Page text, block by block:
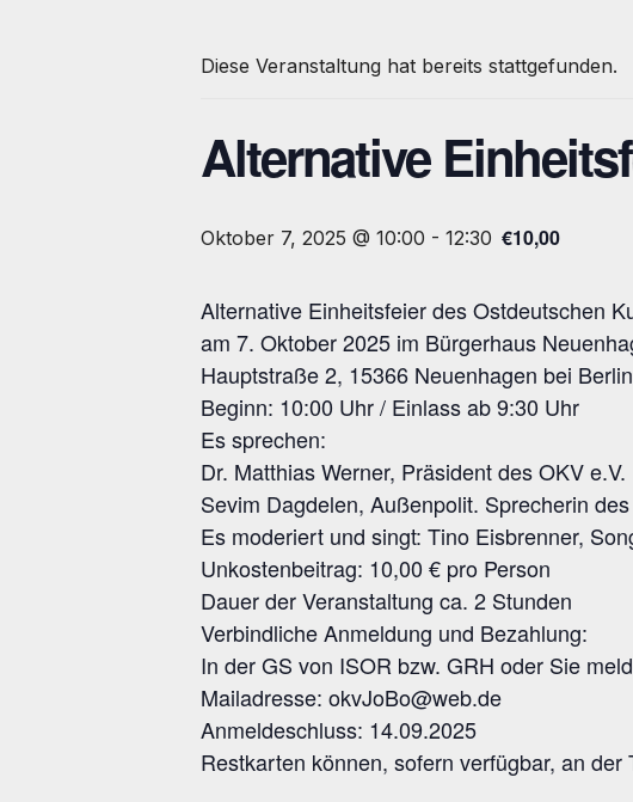
Diese Veranstaltung hat bereits stattgefunden.
Alternative
Oktober 7, 2025 @ 10:00 - 12:30 €10,00
Alternative Einheitsfeier des Ostdeutschen
am 7. Oktober 2025 im Bürgerhaus
Hauptstraße 2, 15366 Neuenhagen bei Berlin
Beginn: 10:00 Uhr / Einlass ab 9:30 Uhr
Es sprechen:
Dr. Matthias Werner, Präsident des OKV e.V.
Sevim Dagdelen, Außenpolit. Sprecherin
Es moderiert und singt: Tino Eisbrenner,
Unkostenbeitrag: 10,00 € pro Person
Dauer der Veranstaltung ca. 2 Stunden
Verbindliche Anmeldung und Bezahlung:
In der GS von ISOR bzw. GRH oder Sie
Mailadresse: okvJoBo@web.de
Anmeldeschluss: 14.09.2025
Restkarten können, sofern verfügbar, an